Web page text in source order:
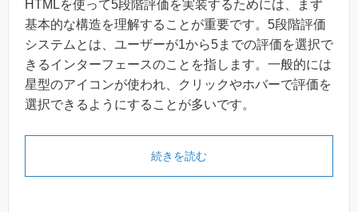
HTMLを使って5段階評価を実装するためには、まず
基本的な構造を理解することが重要です。5段階評価
システムとは、ユーザーが1から5までの評価を選択で
きるインターフェースのことを指します。一般的には
星型のアイコンが使われ、クリックやホバーで評価を
選択できるようにすることが多いです。
続きを読む